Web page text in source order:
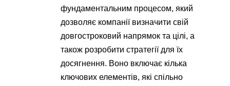
фундаментальним процесом, який
дозволяє компанії визначити свій
довгостроковий напрямок та цілі, а
також розробити стратегії для їх
досягнення. Воно включає кілька
ключових елементів, які спільно